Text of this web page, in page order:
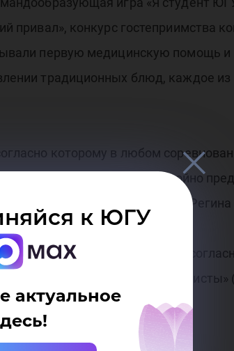
к ЮГУ
актуальное
привал», конкурс гостеприимства
первую медицинскую помощь и
традиционных блюд, каждое
которому в любом
смогли их пройти и достойно
образования
были подведены итоги,
2 месте –«Юристы-лучшие